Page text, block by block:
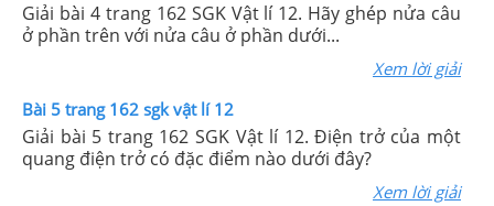
Giải bài 4 trang 162 SGK Vật lí 12. Hãy ghép nửa câu
ở phần trên với nửa câu ở phần dưới...
Xem lời giải
Bài 5 trang 162 sgk vật lí 12
Giải bài 5 trang 162 SGK Vật lí 12. Điện trở của một
quang điện trở có đặc điểm nào dưới đây?
Xem lời giải